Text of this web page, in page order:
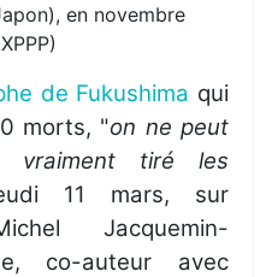
en novembre
de Fukushima qui
morts, "on ne peut
tiré les
11 mars, sur
Jacquemin-
co-auteur avec